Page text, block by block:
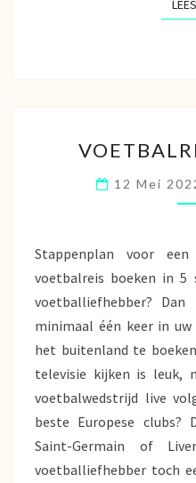
12 Mei
Stappenplan voor
voetbalreis boeken in 5
voetballiefhebber?
minimaal één keer in
het buitenland te
televisie kijken is leuk,
voetbalwedstrijd live
beste Europese clubs?
Saint-Germain of
voetballiefhebber toch